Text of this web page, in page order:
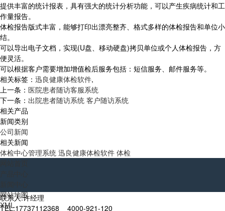
提供丰富的统计报表，具有强大的统计分析功能，可以产生疾病统计和工
作量报告。
体检报告版式丰富，能够打印出漂亮整齐、格式多样的体检报告和单位小
结。
可以导出电子文档，实现(U盘、移动硬盘)拷贝单位或个人体检报告，方
便灵活。
可以根据客户需要增加增值检后服务包括：短信服务、邮件服务等。
相关标签： 迅良健康体检软件,
上一条： 医院患者随访客服系统
下一条： 出院患者随访系统 客户随访系统
相关产品
新闻类别
公司新闻
相关新闻
体检中心管理系统 迅良健康体检软件 体检
网站地图
XML
联系人:许经理
TEL:17737112368 4000-921-120